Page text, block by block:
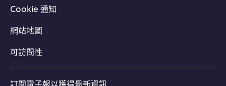
Cookie 通知
網站地圖
可訪問性
訂閱電子報以獲得最新資訊